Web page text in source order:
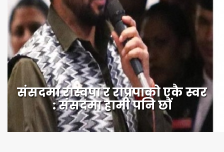
संसदमा रास्वपा र राप्रपाको एकै स्वर
: संसदमा हामी पनि छौं